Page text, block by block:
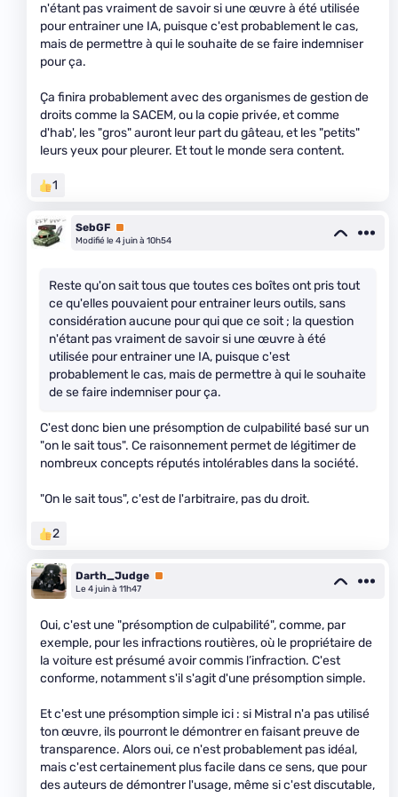
n'étant pas vraiment de savoir si une œuvre à été utilisée
pour entrainer une IA, puisque c'est probablement le cas,
mais de permettre à qui le souhaite de se faire indemniser
pour ça.
Ça finira probablement avec des organismes de gestion de
droits comme la SACEM, ou la copie privée, et comme
d'hab', les "gros" auront leur part du gâteau, et les "petits"
leurs yeux pour pleurer. Et tout le monde sera content.
1
SebGF Premium
Modifié le 4 juin à 10h54
Reste qu'on sait tous que toutes ces boîtes ont pris tout
ce qu'elles pouvaient pour entrainer leurs outils, sans
considération aucune pour qui que ce soit ; la question
n'étant pas vraiment de savoir si une œuvre à été
utilisée pour entrainer une IA, puisque c'est
probablement le cas, mais de permettre à qui le souhaite
de se faire indemniser pour ça.
C'est donc bien une présomption de culpabilité basé sur un
"on le sait tous". Ce raisonnement permet de légitimer de
nombreux concepts réputés intolérables dans la société.
"On le sait tous", c'est de l'arbitraire, pas du droit.
2
Darth_Judge Premium
Le 4 juin à 11h47
Oui, c'est une "présomption de culpabilité", comme, par
exemple, pour les infractions routières, où le propriétaire de
la voiture est présumé avoir commis l’infraction. C'est
conforme, notamment s'il s'agit d'une présomption simple.
Et c'est une présomption simple ici : si Mistral n'a pas utilisé
ton œuvre, ils pourront le démontrer en faisant preuve de
transparence. Alors oui, ce n'est probablement pas idéal,
mais c'est certainement plus facile dans ce sens, que pour
des auteurs de démontrer l'usage, même si c'est discutable,